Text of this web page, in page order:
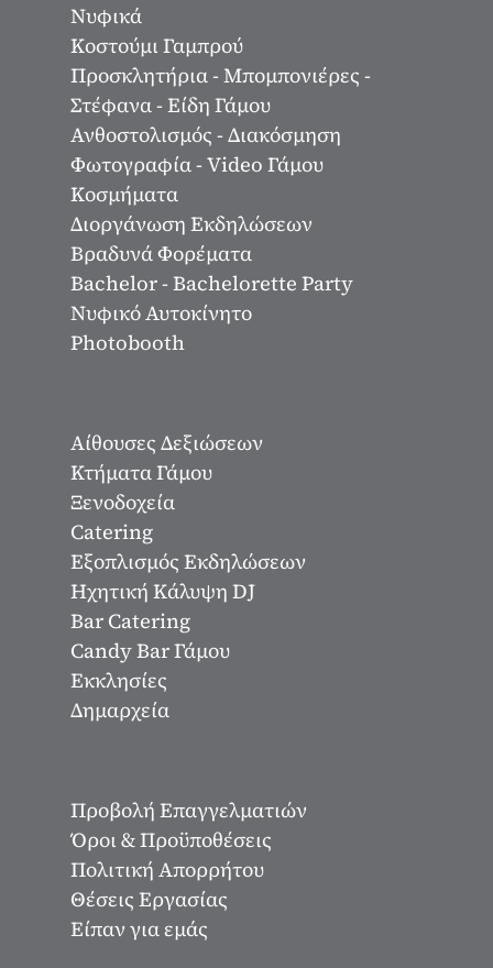
Νυφικά
Κοστούμι Γαμπρού
Προσκλητήρια - Μπομπονιέρες -
Στέφανα - Είδη Γάμου
Ανθοστολισμός - Διακόσμηση
Φωτογραφία - Video Γάμου
Κοσμήματα
Διοργάνωση Εκδηλώσεων
Βραδυνά Φορέματα
Bachelor - Bachelorette Party
Νυφικό Αυτοκίνητο
Photobooth
Αίθουσες Δεξιώσεων
Κτήματα Γάμου
Ξενοδοχεία
Catering
Εξοπλισμός Εκδηλώσεων
Ηχητική Κάλυψη DJ
Bar Catering
Candy Bar Γάμου
Εκκλησίες
Δημαρχεία
Προβολή Επαγγελματιών
Όροι & Προϋποθέσεις
Πολιτική Απορρήτου
Θέσεις Εργασίας
Είπαν για εμάς